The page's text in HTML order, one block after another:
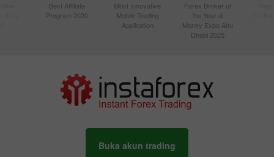
Best Affiliate
Program 2020
Most Innovative
Mobile Trading
Application
Forex Broker of
the Year di
Money Expo Abu
Dhabi 2025
Buka akun trading